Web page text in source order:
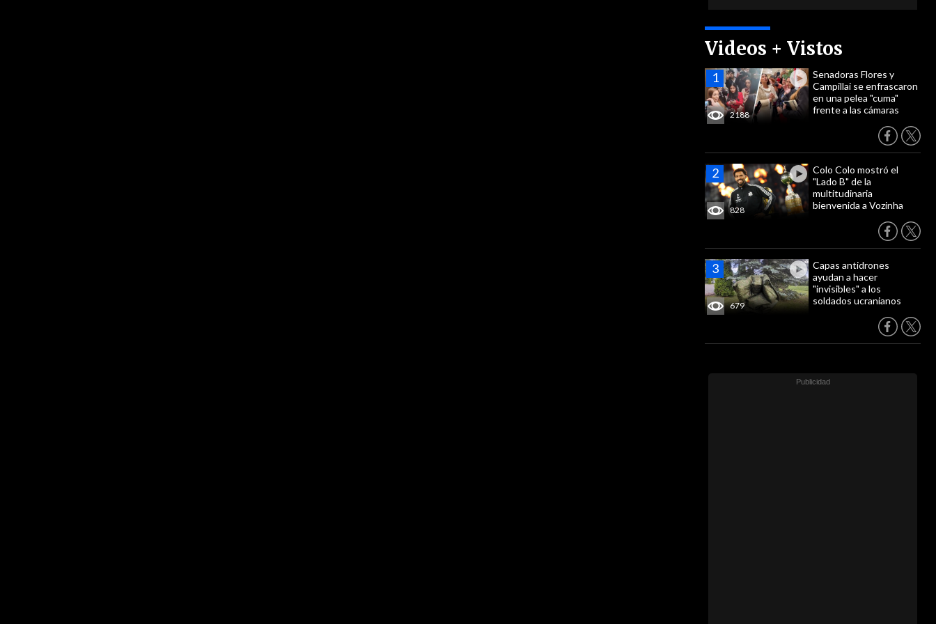
Videos + Vistos
2188
Senadoras Flores y
Campillai se enfrascaron
en una pelea "cuma"
frente a las cámaras
828
Colo Colo mostró el
"Lado B" de la
multitudinaria
bienvenida a Vozinha
679
Capas antidrones
ayudan a hacer
"invisibles" a los
soldados ucranianos